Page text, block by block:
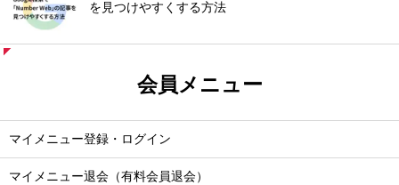
を見つけやすくする方法
会員メニュー
マイメニュー登録・ログイン
マイメニュー退会（有料会員退会）